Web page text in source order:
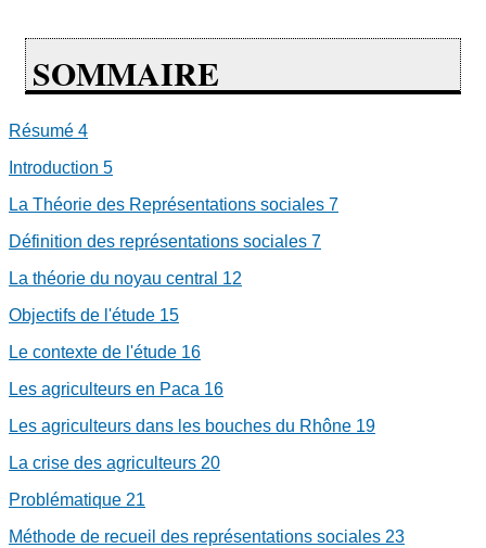
SOMMAIRE
Résumé 4
Introduction 5
La Théorie des Représentations sociales 7
Définition des représentations sociales 7
La théorie du noyau central 12
Objectifs de l'étude 15
Le contexte de l'étude 16
Les agriculteurs en Paca 16
Les agriculteurs dans les bouches du Rhône 19
La crise des agriculteurs 20
Problématique 21
Méthode de recueil des représentations sociales 23